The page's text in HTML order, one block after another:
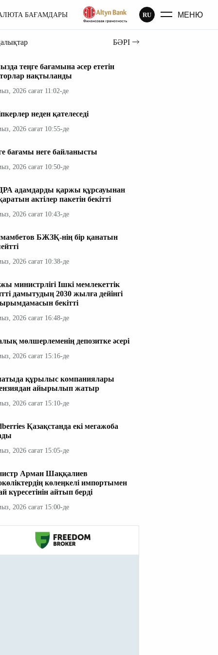
БАҒАМДАРЫ RU МЕНЮ
БӘРІ
теңге бағамына әсер ететін
нақтыланды
2026 сағат 11:02-де
неден қателеседі
2026 сағат 10:55-де
бағамы неге байланысты
2026 сағат 10:50-де
адамдарды қаржы құрсауынан
актілер пакетін бекітті
2026 сағат 10:43-де
БЖЗҚ-нің бір қанатын
2026 сағат 10:38-де
министрлігі Ішкі мемлекеттік
дамытудың 2030 жылға дейінгі
бекітті
2026 сағат 16:48-де
мөлшерлеменің депозитке әсері
2026 сағат 15:16-де
құрылыс компаниялары
айырылып жатыр
2026 сағат 15:10-де
Қазақстанда екі мегажоба
2026 сағат 15:05-де
Арман Шаққалиев
көлеңкелі импортымен
күресетінін айтып берді
2026 сағат 15:00-де